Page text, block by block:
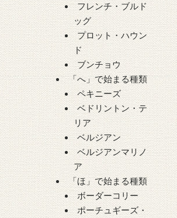
フレンチ・ブルド
ッグ
プロット・ハウン
ド
ブンチョウ
「へ」で始まる種類
ペキニーズ
ベドリントン・テ
リア
ベルジアン
ベルジアンマリノ
ア
「ほ」で始まる種類
ボーダーコリー
ポーチュギーズ・